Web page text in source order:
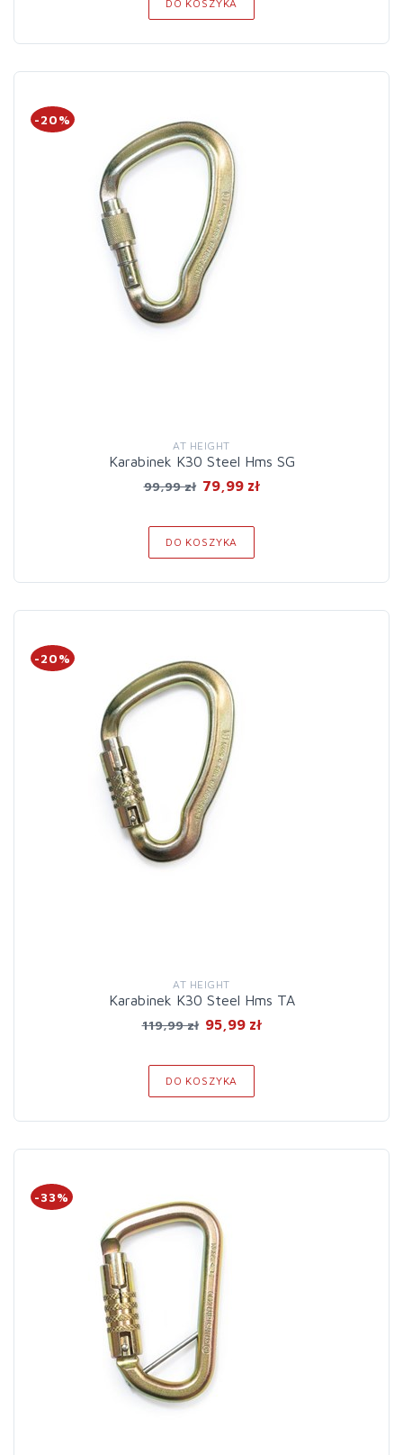
DO KOSZYKA
-20%
AT HEIGHT
Karabinek K30 Steel Hms SG
99,99 zł 79,99 zł
DO KOSZYKA
-20%
AT HEIGHT
Karabinek K30 Steel Hms TA
119,99 zł 95,99 zł
DO KOSZYKA
-33%